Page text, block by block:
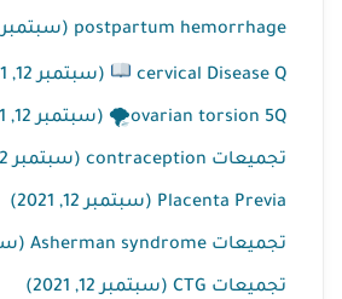
postpartum hemorrhage (سبتمبر 11, 2021)
cervical Disease Q (سبتمبر 12, 2021)
ovarian torsion 5Q🌪 (سبتمبر 12, 2021)
تجميعات contraception (سبتمبر 12, 2021)
Placenta Previa (سبتمبر 12, 2021)
تجميعات Asherman syndrome (سبتمبر 12, 2021)
تجميعات CTG (سبتمبر 12, 2021)